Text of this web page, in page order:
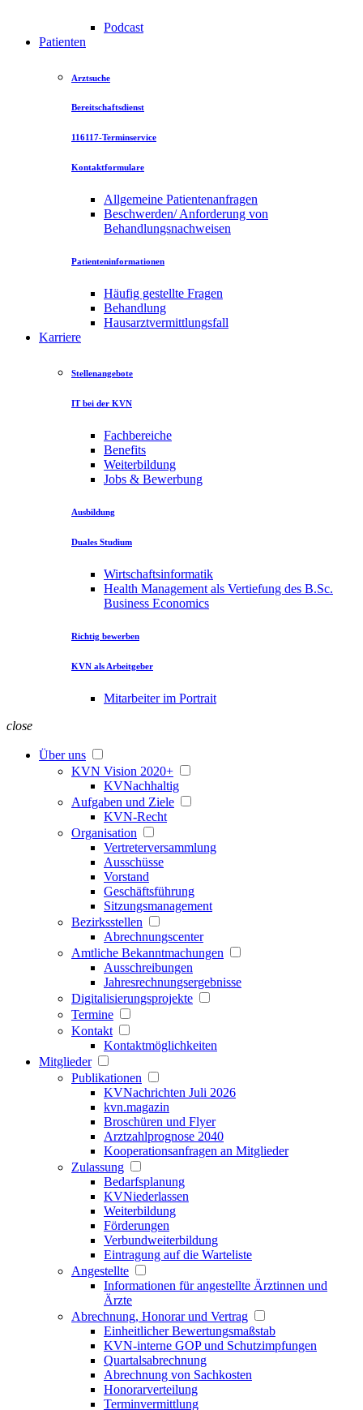
Podcast
Patienten
Arztsuche
Bereitschaftsdienst
116117-Terminservice
Kontaktformulare
Allgemeine Patientenanfragen
Beschwerden/ Anforderung von
Behandlungsnachweisen
Patienteninformationen
Häufig gestellte Fragen
Behandlung
Hausarztvermittlungsfall
Karriere
Stellenangebote
IT bei der KVN
Fachbereiche
Benefits
Weiterbildung
Jobs & Bewerbung
Ausbildung
Duales Studium
Wirtschaftsinformatik
Health Management als Vertiefung des B.Sc.
Business Economics
Richtig bewerben
KVN als Arbeitgeber
Mitarbeiter im Portrait
close
Über uns
KVN Vision 2020+
KVNachhaltig
Aufgaben und Ziele
KVN-Recht
Organisation
Vertreterversammlung
Ausschüsse
Vorstand
Geschäftsführung
Sitzungsmanagement
Bezirksstellen
Abrechnungscenter
Amtliche Bekanntmachungen
Ausschreibungen
Jahresrechnungsergebnisse
Digitalisierungsprojekte
Termine
Kontakt
Kontaktmöglichkeiten
Mitglieder
Publikationen
KVNachrichten Juli 2026
kvn.magazin
Broschüren und Flyer
Arztzahlprognose 2040
Kooperationsanfragen an Mitglieder
Zulassung
Bedarfsplanung
KVNiederlassen
Weiterbildung
Förderungen
Verbundweiterbildung
Eintragung auf die Warteliste
Angestellte
Informationen für angestellte Ärztinnen und
Ärzte
Abrechnung, Honorar und Vertrag
Einheitlicher Bewertungsmaßstab
KVN-interne GOP und Schutzimpfungen
Quartalsabrechnung
Abrechnung von Sachkosten
Honorarverteilung
Terminvermittlung